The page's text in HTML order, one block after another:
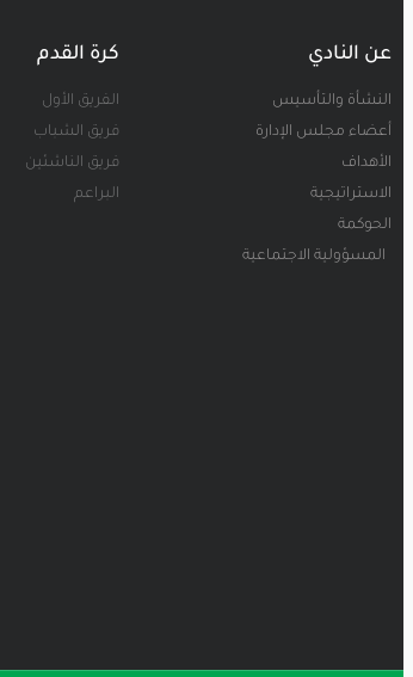
عن النادي
النشأة والتأسيس
أعضاء مجلس الإدارة
الأهداف
الاستراتيجية
الحوكمة
المسؤولية الاجتماعية
كرة القدم
الفريق الأول
فريق الشباب
فريق الناشئين
البراعم